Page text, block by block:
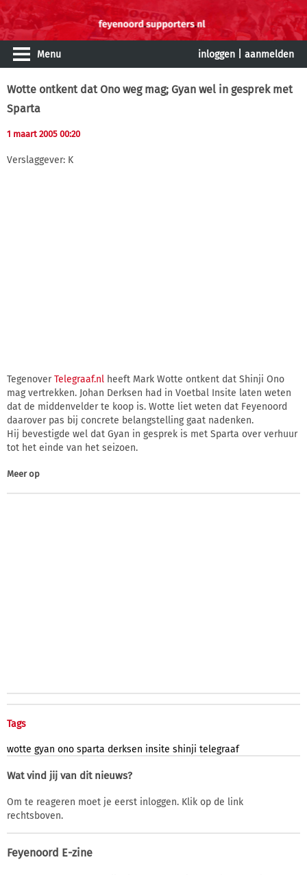
Menu inloggen aanmelden
Wotte ontkent dat Ono weg mag; Gyan wel in gesprek met
Sparta
1 maart 2005 00:20
Verslaggever: K
TegenoverTelegraaf.nl heeft Mark Wotte ontkent dat Shinji Ono
mag vertrekken. Johan Derksen had in Voetbal Insite laten weten
dat de middenvelder te koop is. Wotte liet weten dat Feyenoord
daarover pas bij concrete belangstelling gaat nadenken.
Hij bevestigde wel dat Gyan in gesprek is met Sparta over verhuur
tot het einde van het seizoen.
Meer op
Tags
wotte gyan ono sparta derksen insite shinji telegraaf
Wat vind jij van dit nieuws?
Om te reageren moet je eerst inloggen. Klik op de link
rechtsboven.
Feyenoord E-zine